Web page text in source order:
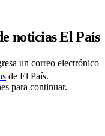
noticias El País
un correo electrónico
de El País.
para continuar.